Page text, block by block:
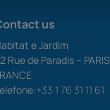
us
e Jardim
Rue de Paradis –
+33 1 76 31 11 61